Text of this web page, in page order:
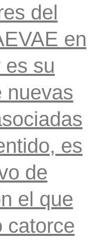
del
en
es su
nuevas
es
de
el que
catorce